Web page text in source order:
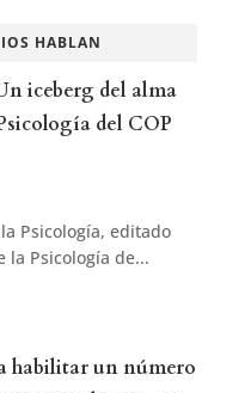
HABLAN
iceberg del alma
del COP
Psicología, editado
la Psicología de...
habilitar un número